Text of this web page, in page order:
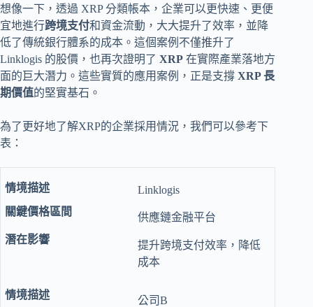
想像一下，透過 XRP 分類帳本，企業可以更快速、更便
宜地進行跨境支付和資金流動，大大提升了效率，並降
低了傳統銀行體系的成本。這個案例不僅推升了
Linklogis 的股價，也再次證明了 XRP 在實際產業落地方
面的巨大潛力。這些實質的應用案例，正是支撐 XRP 長
期價值的堅實基石。
為了更好地了解XRP的企業採用情況，我們可以參考下
表：
Linklogis
供應鏈金融平台
提升跨境支付效率，降低
成本
公司B